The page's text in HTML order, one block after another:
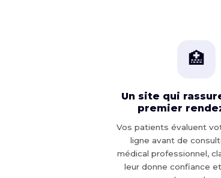
🏥
Un site qui
premier
Vos patients évaluent
ligne avant de
médical professionnel,
leur donne confiance